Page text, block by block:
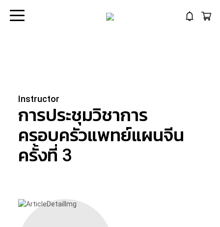
Instructor
การประชุมวิชาการ
ครอบครัวแพทย์แผนจีน
ครั้งที่ 3